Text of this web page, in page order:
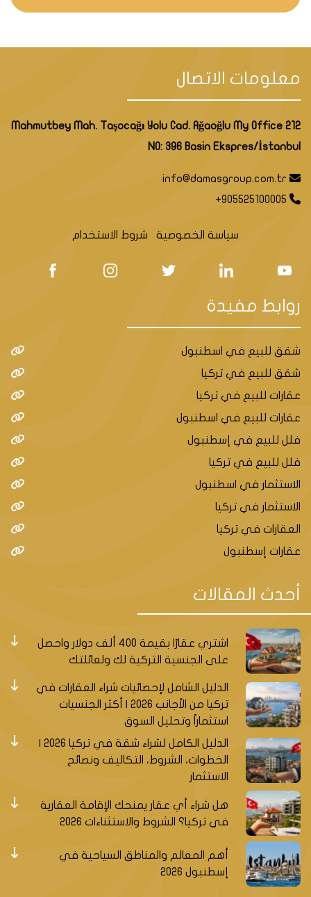
الابراج السكنية في منطقة مجيدية كوي .
يتألف من عدة نماذج للشقق من 1+1 حتى 5+1
يوجد سبعة مصاعد رئيسية للاستخدام
خدمة استقبال وتنظيم المؤتمرات.
أمريكي لشقق من نمط 1+1
طريقة الدفع هي نقدا
أهم المعالم السياحية والمولات
القسم الأوروبي من اسطنبول، حيث تجتمع فيها الحياة
الاقتصادية والتجارية والسياحية والثقافية. تتميز هذه
المنطقة بموقعها الاستراتيجي على طريق الجسر الأول
على مضيق البوسفور، وبقربها من الأحياء الراقية مثل
شيشلي ونيشانتاشي وبشيكتاش. كما تضم المنطقة
العديد من المعالم السياحية والمستشفيات والفنادق
والمولات التي تجذب الزوار من مختلف الأنحاء.
سحر التاريخ والجمال
مساجد مجيدية كوي:يمكن ذكر العديد من مساجد مجيدية
كوي الذي يعود تاريخها إلى العهد العثماني، والذي تتميز
بطرازه المعماري الفريد وزخارفه الجميلة
حديقة مجيدية كوي
:مساحة خضراء واسعة للاسترخاء
والاستمتاع بالمناظر الطبيعية الخلابة.
خدمات صحية متميزة
مستشفى
معلومات الاتصال
Mahmutbey Mah. Taşocağı Yolu Cad. Ağaoğlu My Office 212
NO: 396 Basin Ekspres/İstanbul
info@damasgroup.com.tr
+905525100005
سياسة الخصوصية شروط الاستخدام
روابط مفيدة
شقق للبيع في اسطنبول
شقق للبيع في تركيا
عقارات للبيع في تركيا
عقارات للبيع في اسطنبول
فلل للبيع في إسطنبول
فلل للبيع في تركيا
الاستثمار في اسطنبول
الاستثمار في تركيا
العقارات في تركيا
عقارات إسطنبول
أحدث المقالات
اشتري عقارًا بقيمة 400 ألف دولار واحصل
على الجنسية التركية لك ولعائلتك
الدليل الشامل لإحصائيات شراء العقارات في
تركيا من الأجانب 2026 | أكثر الجنسيات
استثماراً وتحليل السوق
الخطوات، الشروط، التكاليف ونصائح
الاستثمار
هل شراء أي عقار يمنحك الإقامة العقارية
في تركيا؟ الشروط والاستثناءات 2026
أهم المعالم والمناطق السياحية في
إسطنبول 2026